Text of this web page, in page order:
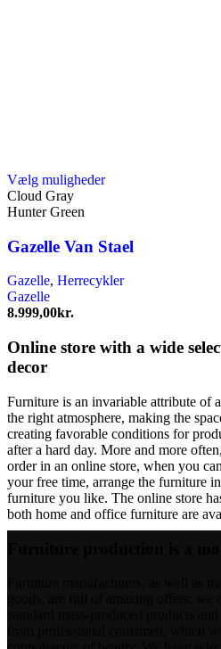
Vælg mulighederDette
varianter.
kan
Cloud Gray
Hunter Green
Gazelle Van Stael
Gazelle, Herrecykler
Gazelle
8.999,00kr.
Online store with a wide
decor
Furniture is an invariable attribute of
the right atmosphere, making the
creating favorable conditions for
after a hard day. More and more
order in an online store, when you
your free time, arrange the furniture
furniture you like. The online store
both home and office furniture are